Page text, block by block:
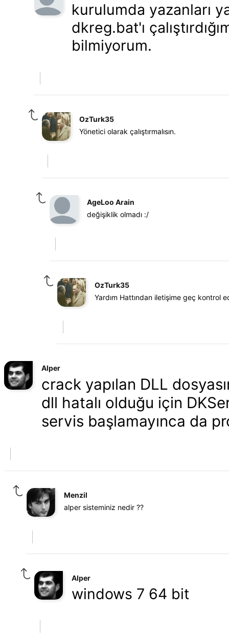
kurulumda yazanları
dkreg.bat'ı
bilmiyorum.
OzTurk35
Yönetici olarak çalıştırmalısın.
AgeLoo Arain
değişiklik olmadı :/
OzTurk35
Yardım Hattından iletişime geç kontrol
Alper
crack yapılan DLL
dll hatalı olduğu için
servis başlamayınca da
Menzil
alper sisteminiz nedir ??
Alper
windows 7 64 bit